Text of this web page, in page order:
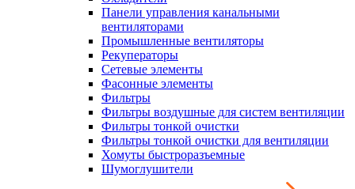
Панели управления канальными
вентиляторами
Промышленные вентиляторы
Рекуператоры
Сетевые элементы
Фасонные элементы
Фильтры
Фильтры воздушные для систем вентиляции
Фильтры тонкой очистки
Фильтры тонкой очистки для вентиляции
Хомуты быстроразъемные
Шумоглушители